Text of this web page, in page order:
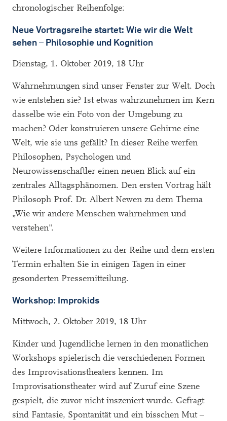
chronologischer Reihenfolge:
Neue Vortragsreihe startet: Wie wir die Welt
sehen – Philosophie und Kognition
Dienstag, 1. Oktober 2019, 18 Uhr
Wahrnehmungen sind unser Fenster zur Welt. Doch
wie entstehen sie? Ist etwas wahrzunehmen im Kern
dasselbe wie ein Foto von der Umgebung zu
machen? Oder konstruieren unsere Gehirne eine
Welt, wie sie uns gefällt? In dieser Reihe werfen
Philosophen, Psychologen und
Neurowissenschaftler einen neuen Blick auf ein
zentrales Alltagsphänomen. Den ersten Vortrag hält
Philosoph Prof. Dr. Albert Newen zu dem Thema
„Wie wir andere Menschen wahrnehmen und
verstehen".
Weitere Informationen zu der Reihe und dem ersten
Termin erhalten Sie in einigen Tagen in einer
gesonderten Pressemitteilung.
Workshop: Improkids
Mittwoch, 2. Oktober 2019, 18 Uhr
Kinder und Jugendliche lernen in den monatlichen
Workshops spielerisch die verschiedenen Formen
des Improvisationstheaters kennen. Im
Improvisationstheater wird auf Zuruf eine Szene
gespielt, die zuvor nicht inszeniert wurde. Gefragt
sind Fantasie, Spontanität und ein bisschen Mut –